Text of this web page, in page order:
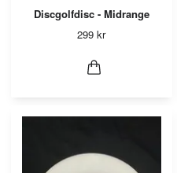
Discgolfdisc - Midrange
299 kr